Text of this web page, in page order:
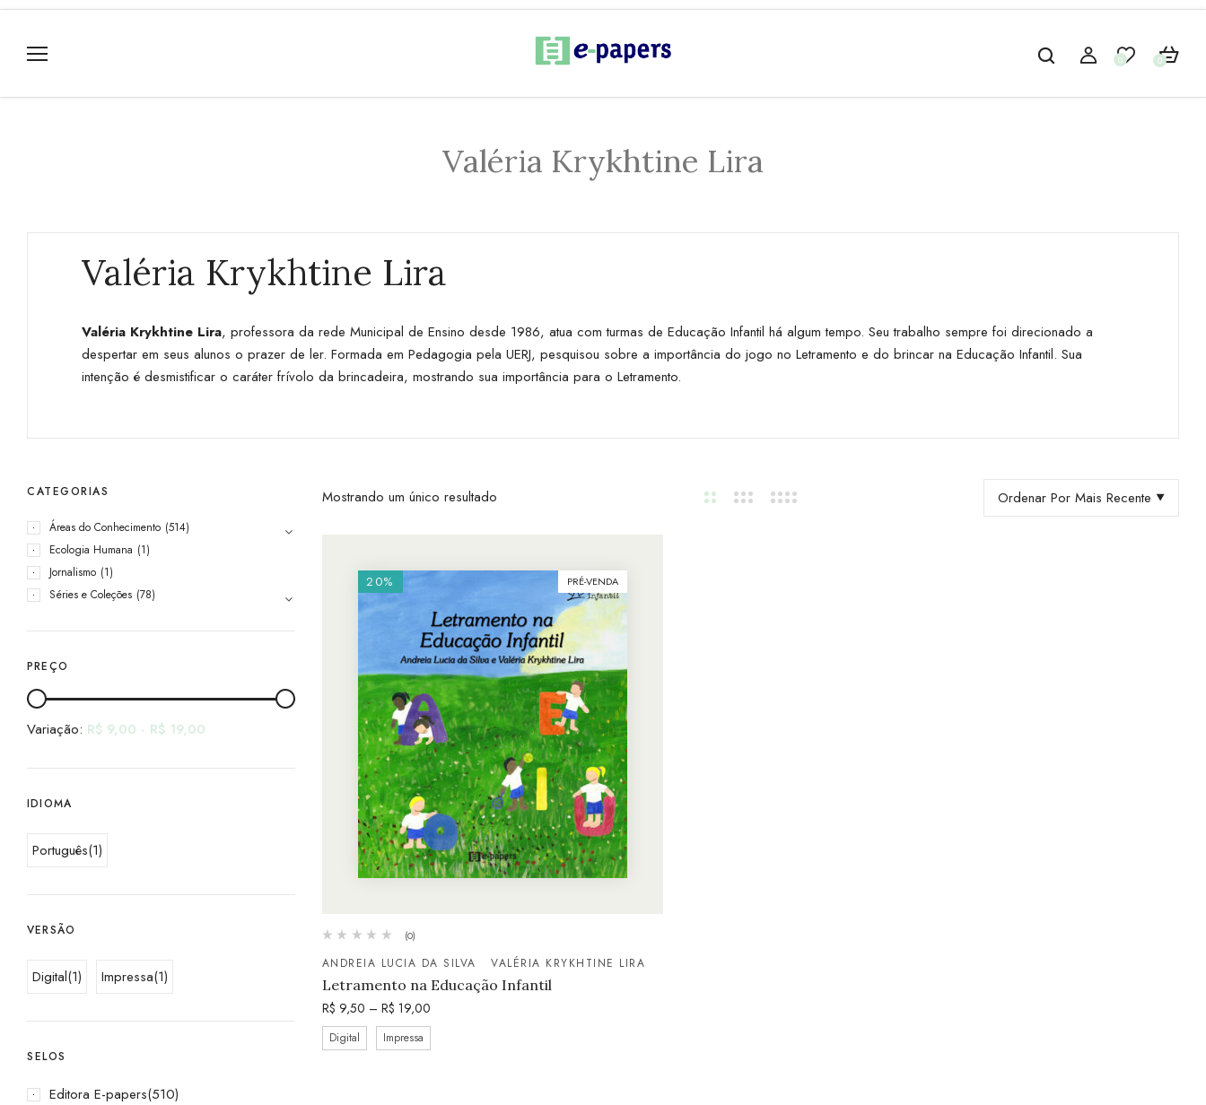
0 0
Valéria Krykhtine Lira
Valéria Krykhtine Lira
Valéria Krykhtine Lira, professora da rede Municipal de Ensino desde 1986, atua com turmas de Educação Infantil há algum tempo. Seu trabalho sempre foi direcionado a
despertar em seus alunos o prazer de ler. Formada em Pedagogia pela UERJ, pesquisou sobre a importância do jogo no Letramento e do brincar na Educação Infantil. Sua
intenção é desmistificar o caráter frívolo da brincadeira, mostrando sua importância para o Letramento.
CATEGORIAS
Áreas do Conhecimento (514)
Ecologia Humana (1)
Jornalismo (1)
Séries e Coleções (78)
PREÇO
Variação: R$ 9,00 - R$ 19,00
IDIOMA
Português(1)
VERSÃO
Digital(1) Impressa(1)
SELOS
Editora E-papers(510)
Mostrando um único resultado Ordenar Por Mais Recente
20% PRÉ-VENDA
(0)
ANDREIA LUCIA DA SILVA VALÉRIA KRYKHTINE LIRA
Letramento na Educação Infantil
R$ 9,50 – R$ 19,00
Digital Impressa